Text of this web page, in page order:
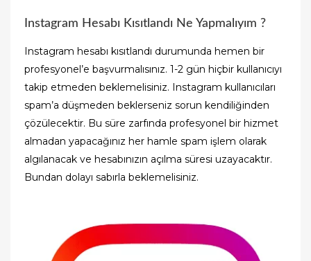
Instagram Hesabı Kısıtlandı Ne Yapmalıyım ?
Instagram hesabı kısıtlandı durumunda hemen bir
profesyonel’e başvurmalısınız. 1-2 gün hiçbir kullanıcıyı
takip etmeden beklemelisiniz. Instagram kullanıcıları
spam’a düşmeden beklerseniz sorun kendiliğinden
çözülecektir. Bu süre zarfında profesyonel bir hizmet
almadan yapacağınız her hamle spam işlem olarak
algılanacak ve hesabınızın açılma süresi uzayacaktır.
Bundan dolayı sabırla beklemelisiniz.